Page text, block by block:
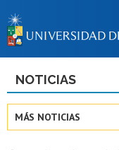
NOTICIAS
MÁS NOTICIAS